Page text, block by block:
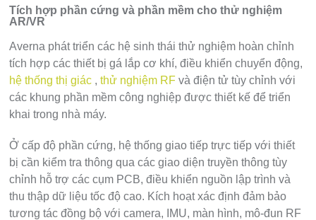
Tích hợp phần cứng và phần mềm cho thử nghiệm
AR/VR
Averna phát triển các hệ sinh thái thử nghiệm hoàn chỉnh
tích hợp các thiết bị gá lắp cơ khí, điều khiển chuyển động,
hệ thống thị giác ,thử nghiệm RF và điện tử tùy chỉnh với
các khung phần mềm công nghiệp được thiết kế để triển
khai trong nhà máy.
Ở cấp độ phần cứng, hệ thống giao tiếp trực tiếp với thiết
bị cần kiểm tra thông qua các giao diện truyền thông tùy
chỉnh hỗ trợ các cụm PCB, điều khiển nguồn lập trình và
thu thập dữ liệu tốc độ cao. Kích hoạt xác định đảm bảo
tương tác đồng bộ với camera, IMU, màn hình, mô-đun RF